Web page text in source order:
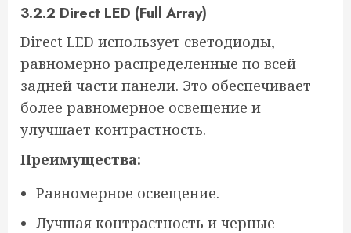
3.2.2 Direct LED (Full Array)
Direct LED использует светодиоды,
равномерно распределенные по всей
задней части панели. Это обеспечивает
более равномерное освещение и
улучшает контрастность.
Преимущества:
Равномерное освещение.
Лучшая контрастность и черные